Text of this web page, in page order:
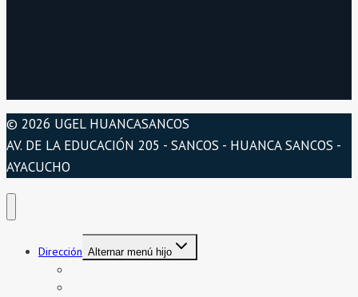
© 2026 UGEL HUANCASANCOS
AV. DE LA EDUCACIÓN 205 - SANCOS - HUANCA SANCOS -
AYACUCHO
Dirección Alternar menú hijo